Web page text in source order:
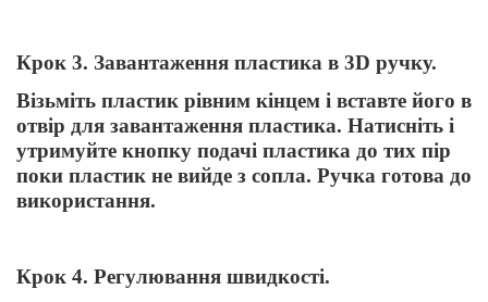
Крок 3. Завантаження пластика в 3D ручку.
Візьміть пластик рівним кінцем і вставте його в
отвір для завантаження пластика. Натисніть і
утримуйте кнопку подачі пластика до тих пір
поки пластик не вийде з сопла. Ручка готова до
використання.
Крок 4. Регулювання швидкості.